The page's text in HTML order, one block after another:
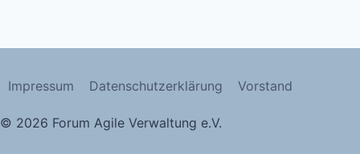
Impressum Datenschutzerklärung Vorstand
© 2026 Forum Agile Verwaltung e.V.